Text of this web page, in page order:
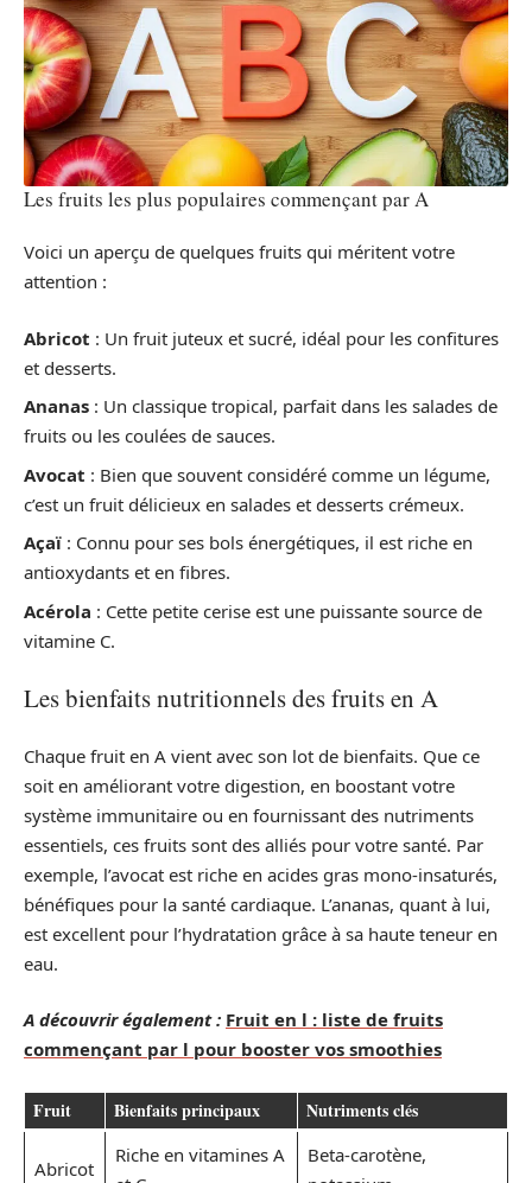
Les fruits les plus populaires commençant par A
Voici un aperçu de quelques fruits qui méritent votre
attention :
Abricot : Un fruit juteux et sucré, idéal pour les confitures
et desserts.
Ananas : Un classique tropical, parfait dans les salades de
fruits ou les coulées de sauces.
Avocat : Bien que souvent considéré comme un légume,
c’est un fruit délicieux en salades et desserts crémeux.
Açaï : Connu pour ses bols énergétiques, il est riche en
antioxydants et en fibres.
Acérola : Cette petite cerise est une puissante source de
vitamine C.
Les bienfaits nutritionnels des fruits en A
Chaque fruit en A vient avec son lot de bienfaits. Que ce
soit en améliorant votre digestion, en boostant votre
système immunitaire ou en fournissant des nutriments
essentiels, ces fruits sont des alliés pour votre santé. Par
exemple, l’avocat est riche en acides gras mono-insaturés,
bénéfiques pour la santé cardiaque. L’ananas, quant à lui,
est excellent pour l’hydratation grâce à sa haute teneur en
eau.
A découvrir également : Fruit en l : liste de fruits
commençant par l pour booster vos smoothies
Fruit Bienfaits principaux Nutriments clés
Abricot
Riche en vitamines A
Beta-carotène,